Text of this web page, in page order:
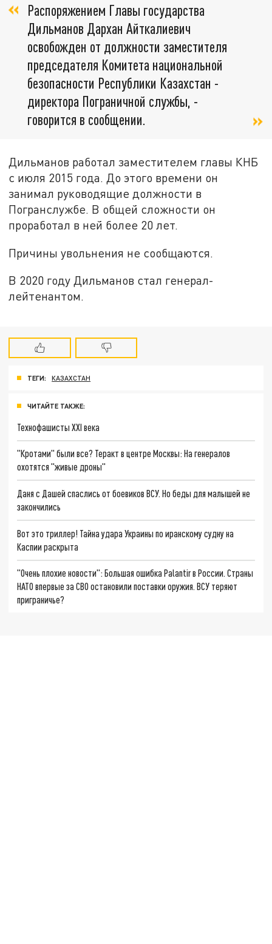
Распоряжением Главы государства
Дильманов Дархан Айткалиевич
освобожден от должности заместителя
председателя Комитета национальной
безопасности Республики Казахстан -
директора Пограничной службы, -
говорится в сообщении.
Дильманов работал заместителем главы КНБ
с июля 2015 года. До этого времени он
занимал руководящие должности в
Погранслужбе. В общей сложности он
проработал в ней более 20 лет.
Причины увольнения не сообщаются.
В 2020 году Дильманов стал генерал-
лейтенантом.
ТЕГИ: КАЗАХСТАН
ЧИТАЙТЕ ТАКЖЕ:
Технофашисты XXI века
"Кротами" были все? Теракт в центре Москвы: На генералов
охотятся "живые дроны"
Даня с Дашей спаслись от боевиков ВСУ. Но беды для малышей не
закончились
Вот это триллер! Тайна удара Украины по иранскому судну на
Каспии раскрыта
"Очень плохие новости": Большая ошибка Palantir в России. Страны
НАТО впервые за СВО остановили поставки оружия. ВСУ теряют
приграничье?